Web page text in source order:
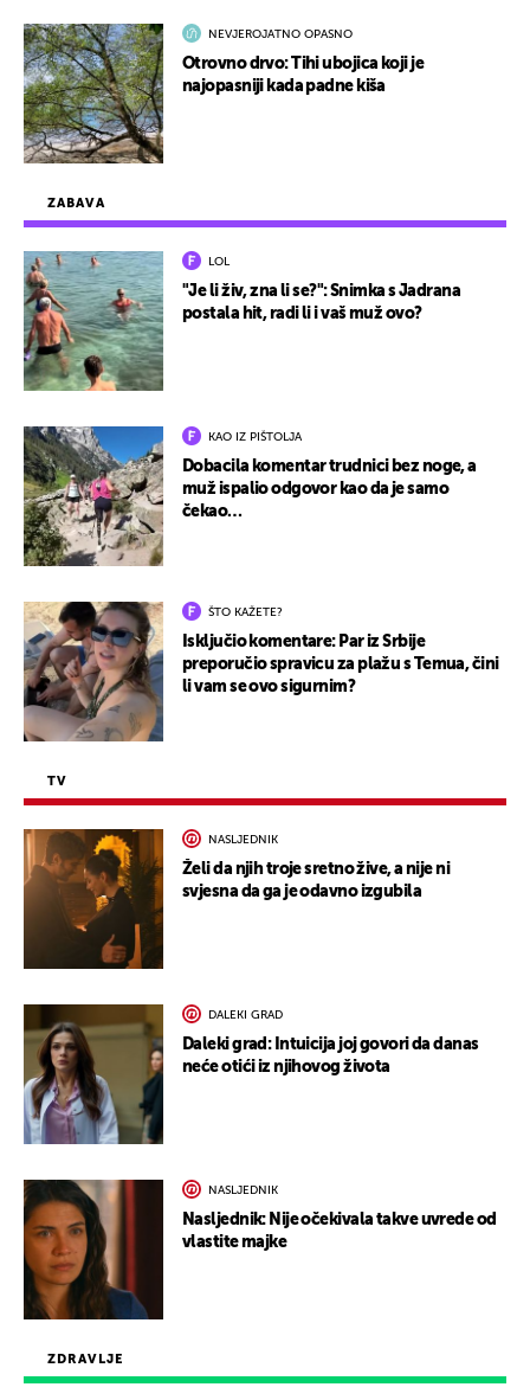
ZDRAVLJE
ZABAVA
LOL
"Je li živ, zna li se?": Snimka s Jadrana
postala hit, radi li i vaš muž ovo?
KAO IZ PIŠTOLJA
Dobacila komentar trudnici bez noge, a
muž ispalio odgovor kao da je samo
čekao…
ŠTO KAŽETE?
Isključio komentare: Par iz Srbije
preporučio spravicu za plažu s Temua, čini
li vam se ovo sigurnim?
TV
NASLJEDNIK
Želi da njih troje sretno žive, a nije ni
svjesna da ga je odavno izgubila
DALEKI GRAD
Daleki grad: Intuicija joj govori da danas
neće otići iz njihovog života
NASLJEDNIK
Nasljednik: Nije očekivala takve uvrede od
vlastite majke
NEVJEROJATNO OPASNO
Otrovno drvo: Tihi ubojica koji je
najopasniji kada padne kiša